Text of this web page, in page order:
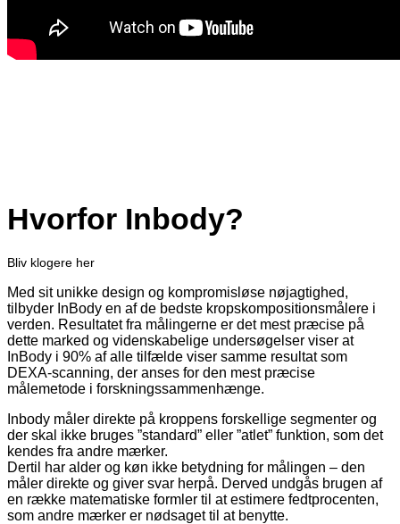
Hvorfor Inbody?
Bliv klogere her
Med sit unikke design og kompromisløse nøjagtighed,
tilbyder InBody en af de bedste kropskompositionsmålere i
verden. Resultatet fra målingerne er det mest præcise på
dette marked og videnskabelige undersøgelser viser at
InBody i 90% af alle tilfælde viser samme resultat som
DEXA-scanning, der anses for den mest præcise
målemetode i forskningssammenhænge.
Inbody måler direkte på kroppens forskellige segmenter og
der skal ikke bruges ”standard” eller ”atlet” funktion, som det
kendes fra andre mærker.
Dertil har alder og køn ikke betydning for målingen – den
måler direkte og giver svar herpå. Derved undgås brugen af
en række matematiske formler til at estimere fedtprocenten,
som andre mærker er nødsaget til at benytte.